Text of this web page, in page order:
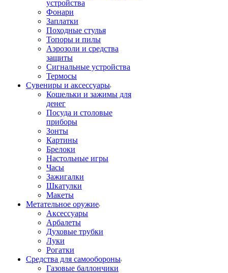
устройства
Фонари
Заплатки
Походные стулья
Топоры и пилы
Аэрозоли и средства
защиты
Сигнальные устройства
Термосы
Сувениры и аксессуары
Кошельки и зажимы для
денег
Посуда и столовые
приборы
Зонты
Картины
Брелоки
Настольные игры
Часы
Зажигалки
Шкатулки
Макеты
Метательное оружие
Аксессуары
Арбалеты
Духовые трубки
Луки
Рогатки
Средства для самообороны
Газовые баллончики